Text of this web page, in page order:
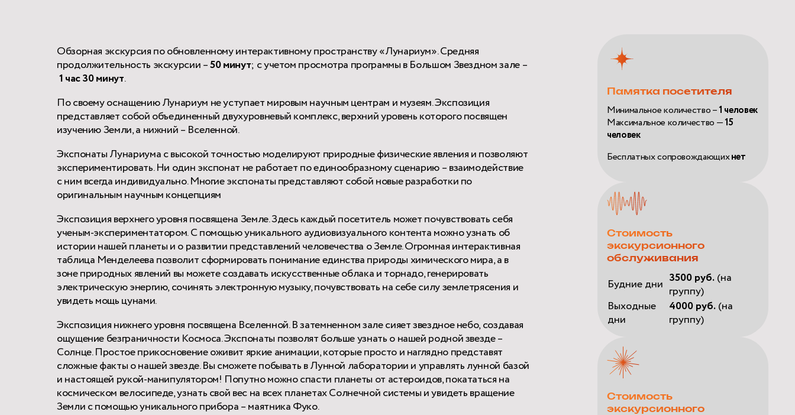
Обзорная экскурсия по обновленному интерактивному пространству «Лунариум». Средняя
продолжительность экскурсии –50 минут; c учетом просмотра программы в Большом Звездном зале –
1 час 30 минут.
По своему оснащению Лунариум не уступает мировым научным центрам и музеям. Экспозиция
представляет собой объединенный двухуровневый комплекс, верхний уровень которого посвящен
изучению Земли, а нижний – Вселенной.
Экспонаты Лунариума с высокой точностью моделируют природные физические явления и позволяют
экспериментировать. Ни один экспонат не работает по единообразному сценарию – взаимодействие
с ним всегда индивидуально. Многие экспонаты представляют собой новые разработки по
оригинальным научным концепциям
Экспозиция верхнего уровня посвящена Земле.Здесь каждый посетитель может почувствовать себя
ученым-экспериментатором. С помощью уникального аудиовизуального контента можно узнать об
истории нашей планеты и о развитии представлений человечества о Земле. Огромная интерактивная
таблица Менделеева позволит сформировать понимание единства природы химического мира, а в
зоне природных явлений вы можете создавать искусственные облака и торнадо, генерировать
электрическую энергию, сочинять электронную музыку, почувствовать на себе силу землетрясения и
увидеть мощь цунами.
Экспозиция нижнего уровня посвящена Вселенной. В затемненном зале сияет звездное небо, создавая
ощущение безграничности Космоса. Экспонаты позволят больше узнать о нашей родной звезде –
Солнце. Простое прикосновение оживит яркие анимации, которые просто и наглядно представят
сложные факты о нашей звезде. Вы сможете побывать в Лунной лаборатории и управлять лунной базой
и настоящей рукой-манипулятором! Попутно можно спасти планеты от астероидов, покататься на
космическом велосипеде, узнать свой вес на всех планетах Солнечной системы и увидеть вращение
Земли с помощью уникального прибора – маятника Фуко.
Памятка посетителя
Минимальное количество –1 человек
Максимальное количество —15
человек
Бесплатных сопровождающихнет
Стоимость
экскурсионного
обслуживания
Будние дни 3500 руб.(на
группу)
Выходные
дни
4000 руб.(на
группу)
Стоимость
экскурсионного